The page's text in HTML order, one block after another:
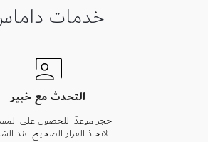
خدمات
التحدث مع خبير
احجز موعدًا للحصول على
لاتخاذ القرار الصحيح عند